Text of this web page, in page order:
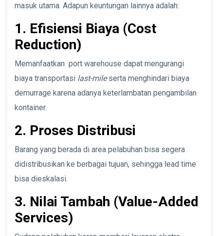
masuk utama. Adapun keuntungan lainnya adalah:
1. Efisiensi Biaya (Cost
Reduction)
Memanfaatkan port warehouse dapat mengurangi
biaya transportasi last-mileserta menghindari biaya
demurrage karena adanya keterlambatan pengambilan
kontainer.
2. Proses Distribusi
Barang yang berada di area pelabuhan bisa segera
didistribusikan ke berbagai tujuan, sehingga lead time
bisa dieskalasi.
3. Nilai Tambah (Value-Added
Services)